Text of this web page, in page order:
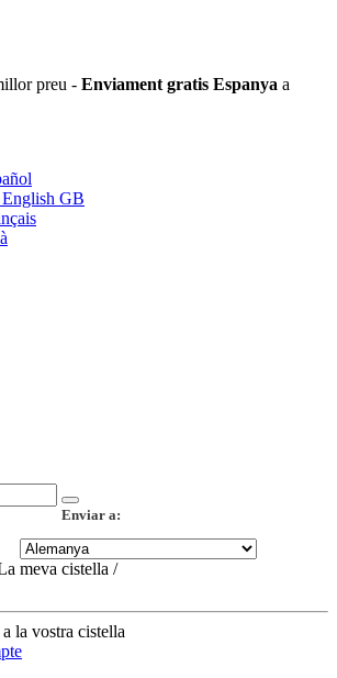
preu - Enviament gratis Espanya a
English GB
Enviar a:
meva cistella /
la vostra cistella